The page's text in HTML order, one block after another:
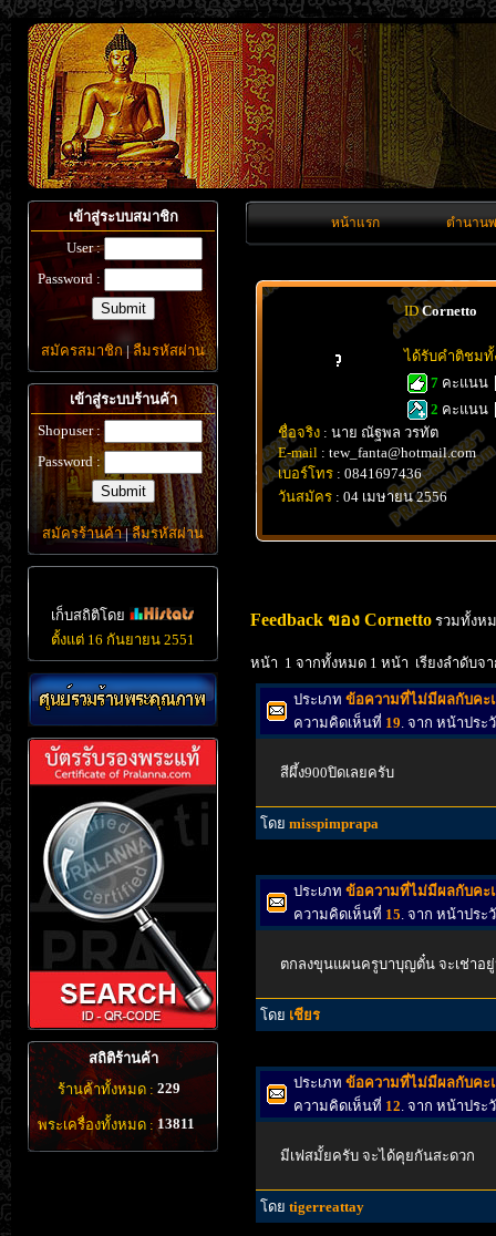
เข้าสู่ระบบสมาชิก
User :
Password :
สมัครสมาชิก|ลืมรหัสผ่าน
เข้าสู่ระบบร้านค้า
Shopuser :
Password :
สมัครร้านค้า|ลืมรหัสผ่าน
เก็บสถิติโดย
ตั้งแต่ 16 กันยายน 2551
สถิติร้านค้า
ร้านค้าทั้งหมด : 229
พระเครื่องทั้งหมด : 13811
หน้าแรก ตำนาน
ID Cornetto
ได้รับคำติชม
7 คะแนน
2 คะแนน
ชื่อจริง : นาย ณัฐพล วรทัต
E-mail : tew_fanta@hotmail.com
เบอร์โทร : 0841697436
วันสมัคร : 04 เมษายน 2556
Feedback ของ Cornetto รวมทั้งห
หน้า 1 จากทั้งหมด 1 หน้า เรียงลำดับจา
ประเภท ข้อความที่ไม่มีผลกับคะ
ความคิดเห็นที่ 19. จาก หน้าประ
สีผึ้ง900ปิดเลยครับ
โดย misspimprapa
ประเภท ข้อความที่ไม่มีผลกับคะ
ความคิดเห็นที่ 15. จาก หน้าประ
ตกลงขุนแผนครูบาบุญตั๋น จะเช่าอ
โดย เชียร
ประเภท ข้อความที่ไม่มีผลกับคะ
ความคิดเห็นที่ 12. จาก หน้าประ
มีเฟสมั้ยครับ จะได้คุยกันสะดวก
โดย tigerreattay